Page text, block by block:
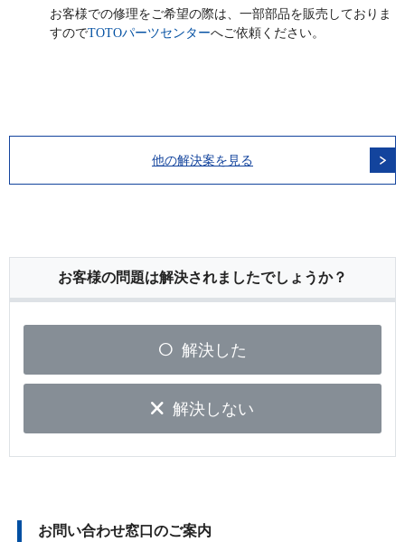
お客様での修理をご希望の際は、一部部品を販売しておりま
すのでTOTOパーツセンターへご依頼ください。
他の解決案を見る
お客様の問題は解決されましたでしょうか？
解決した
解決しない
お問い合わせ窓口のご案内